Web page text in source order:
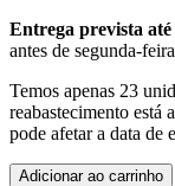
Entrega prevista
antes de segunda-
Temos apenas 23
reabastecimento está
pode afetar a data de
Adicionar ao carrinho